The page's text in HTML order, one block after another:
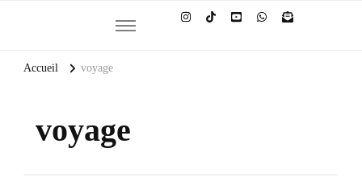
Et si la culture générale devenait ta meilleure alliée
Accueil voyage
voyage